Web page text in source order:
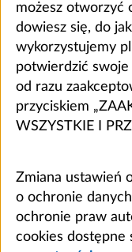
możesz otworzyć
dowiesz się, do
wykorzystujemy
potwierdzić
od razu
przyciskiem
WSZYSTKIE I
Zmiana ustawień
o ochronie
ochronie praw
cookies dostępne